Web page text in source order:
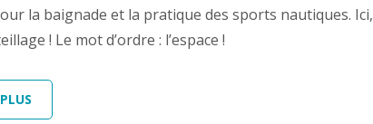
la baignade et la pratique des sports nautiques. Ici,
! Le mot d’ordre : l’espace !